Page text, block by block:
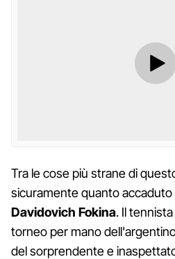
Tra le cose più strane di
sicuramente quanto accaduto
Davidovich Fokina. Il
torneo per mano
del sorprendente e